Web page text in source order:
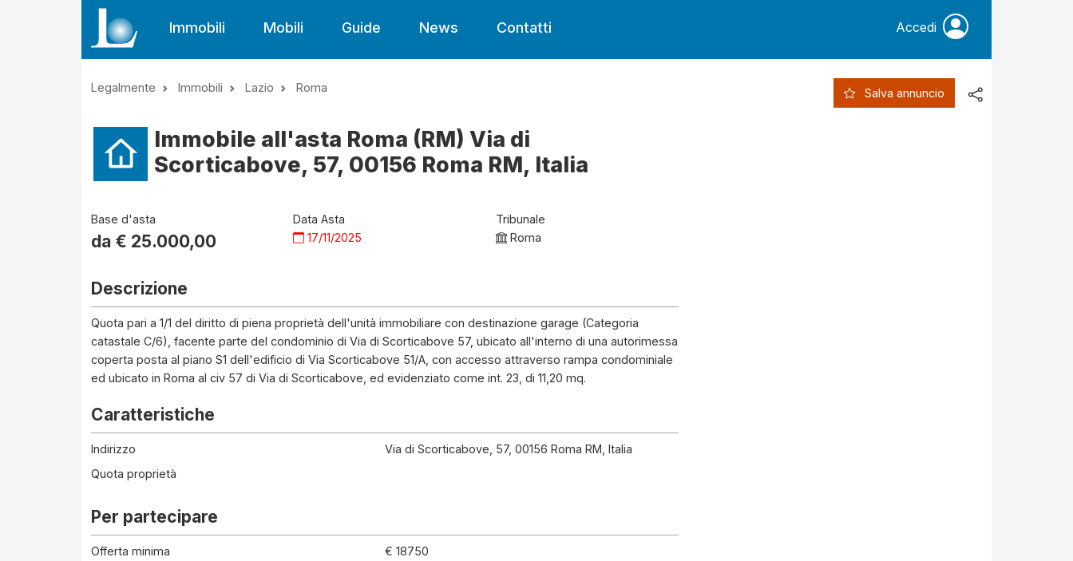
Immobili Mobili Guide News Contatti Accedi
Legalmente Immobili Lazio Roma Salva annuncio
Immobile all'asta Roma (RM) Via di
Scorticabove, 57, 00156 Roma RM, Italia
Base d'asta
da € 25.000,00
Data Asta
17/11/2025
Tribunale
Roma
Descrizione
Quota pari a 1/1 del diritto di piena proprietà dell'unità immobiliare con destinazione garage (Categoria
catastale C/6), facente parte del condominio di Via di Scorticabove 57, ubicato all'interno di una autorimessa
coperta posta al piano S1 dell'edificio di Via Scorticabove 51/A, con accesso attraverso rampa condominiale
ed ubicato in Roma al civ 57 di Via di Scorticabove, ed evidenziato come int. 23, di 11,20 mq.
Caratteristiche
Indirizzo
Via di Scorticabove, 57, 00156 Roma RM, Italia
Quota proprietà
Per partecipare
Offerta minima
€ 18750